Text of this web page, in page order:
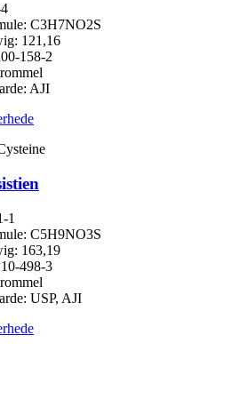
C3H7NO2S
121,16
158-2
AJI
1
C5H9NO3S
163,19
498-3
USP, AJI